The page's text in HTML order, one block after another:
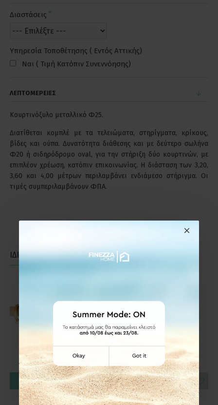
Διαστάσεις
Υπηρεσία Τοποθέτησης ( Εντός Αττικής)
Ναι ( Τιμή Κατόπιν Συνεννόησης)
ΛΕΠΤΟΜΕΡΕΙΕΣ
Κουρτινόξυλο μεταλλικό Φ25.
Διατίθεται κομπλέ με τα τελειώματα, στηρίγματα, κρίκους,
βίδες και ούπα. Δυνατότητα διάθεσης και με δεύτερο σωλήνα
Φ20 ή σιδηρόδρομο oval, για την στήριξη δύο κουρτινών, με
επιπλέον χρέωση, κατόπιν επικοινωνίας. Η διάσταση των 3,20,
3,60 και 4,00 μέτρων περιλαμβάνει ενδιάμεσο στήριγμα. Οι
τιμές συμπεριλαμβάνουν ΦΠΑ.
ΙΔΙΑΣ ΚΑΤΗΓΟΡΙΑΣ ΙΔΙΑΣ ΕΤΑΙΡΕΙΑΣ
Frans Interior Design
ΚΑΛΆΘΙ
Frans Interior Design
ΚΑΛΆΘΙ